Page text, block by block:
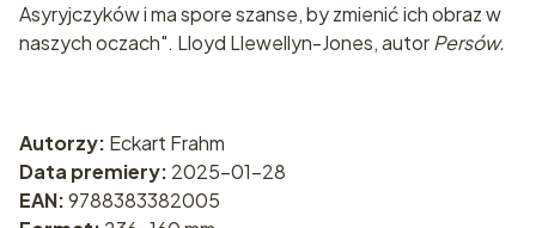
Asyryjczyków i ma spore szanse, by zmienić ich obraz w
naszych oczach". Lloyd Llewellyn-Jones, autorPersów.
Autorzy: Eckart Frahm
Data premiery: 2025-01-28
EAN:9788383382005